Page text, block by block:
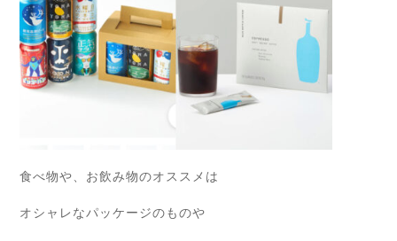
食べ物や、お飲み物のオススメは
オシャレなパッケージのものや